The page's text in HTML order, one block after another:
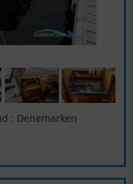
: Denemarken